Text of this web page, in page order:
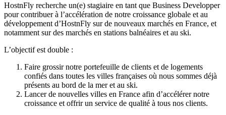
HostnFly recherche un(e) stagiaire en tant que Business Developper
pour contribuer à l’accélération de notre croissance globale et au
développement d’HostnFly sur de nouveaux marchés en France, et
notamment sur des marchés en stations balnéaires et au ski.
L’objectif est double :
Faire grossir notre portefeuille de clients et de logements
confiés dans toutes les villes françaises où nous sommes déjà
présents au bord de la mer et au ski.
Lancer de nouvelles villes en France afin d’accélérer notre
croissance et offrir un service de qualité à tous nos clients.